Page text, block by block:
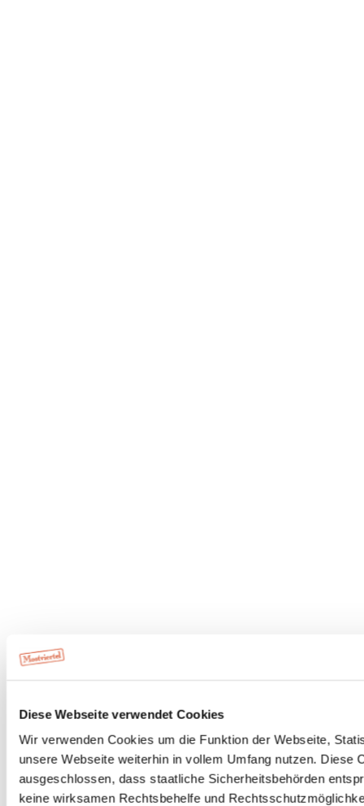
Diese Webseite verwendet Cookies
Wir verwenden Cookies um die Funktion der Webseite,
unsere Webseite weiterhin in vollem Umfang nutzen.
ausgeschlossen, dass staatliche Sicherheitsbehörden
keine wirksamen Rechtsbehelfe und